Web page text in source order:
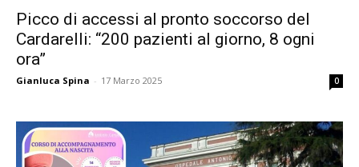
Picco di accessi al pronto soccorso del
Cardarelli: “200 pazienti al giorno, 8 ogni
ora”
Gianluca Spina - 17 Marzo 2025 0